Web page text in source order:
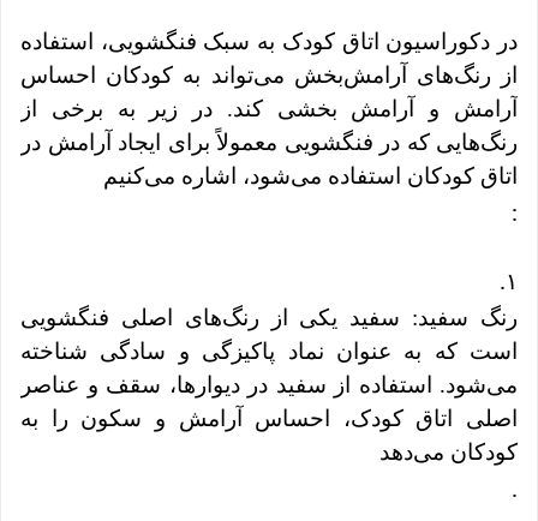
در دکوراسیون اتاق کودک به سبک فنگشویی، استفاده
از رنگ‌های آرامش‌بخش می‌تواند به کودکان احساس
آرامش و آرامش بخشی کند. در زیر به برخی از
رنگ‌هایی که در فنگشویی معمولاً برای ایجاد آرامش در
اتاق کودکان استفاده می‌شود، اشاره می‌کنیم
:
۱.
رنگ سفید: سفید یکی از رنگ‌های اصلی فنگشویی
است که به عنوان نماد پاکیزگی و سادگی شناخته
می‌شود. استفاده از سفید در دیوارها، سقف و عناصر
اصلی اتاق کودک، احساس آرامش و سکون را به
کودکان می‌دهد
.